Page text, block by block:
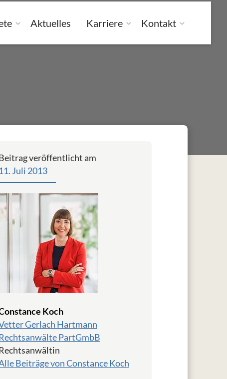
Aktuelles Karriere Kontakt
veröffentlicht am
11. Juli 2013
Koch
Gerlach Hartmann
PartGmbB
Beiträge von Constance Koch